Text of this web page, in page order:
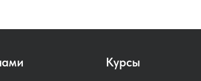
Курсы